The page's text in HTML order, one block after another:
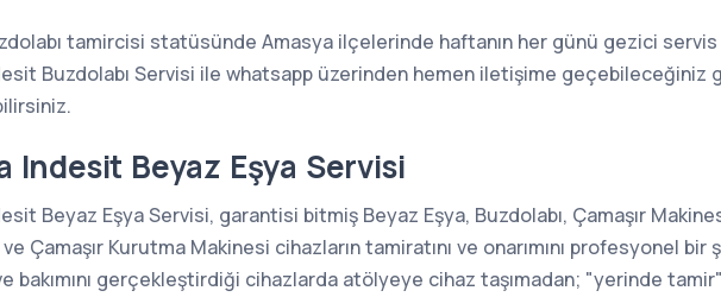
tamircisi statüsünde Amasya ilçelerinde haftanın her günü gezici
Buzdolabı Servisi ile whatsapp üzerinden hemen iletişime geçebileceğiniz
Indesit Beyaz Eşya Servisi
Beyaz Eşya Servisi, garantisi bitmiş Beyaz Eşya, Buzdolabı, Çamaşır
Çamaşır Kurutma Makinesi cihazların tamiratını ve onarımını profesyonel
bakımını gerçekleştirdiği cihazlarda atölyeye cihaz taşımadan; "yerinde